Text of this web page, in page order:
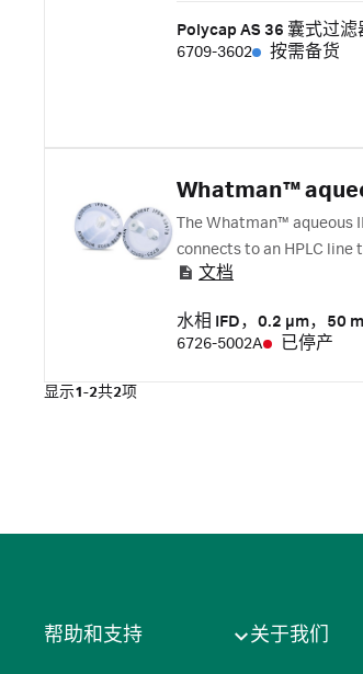
Polycap AS 36 囊式过
6709-3602
按需备货
Whatman™
The Whatman™ aqueous
connects to an HPLC
文档
水相 IFD，0.2 μm，50
6726-5002A
已停产
显示1-2共2项
帮助和支持 关于我们